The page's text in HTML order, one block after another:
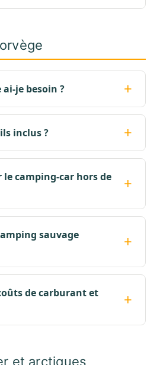
ai-je besoin ?
inclus ?
le camping-car hors de
sauvage
de carburant et
et arctiques